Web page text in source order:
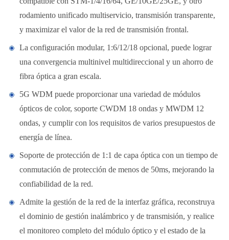
rodamiento unificado multiservicio, transmisión transparente,
y maximizar el valor de la red de transmisión frontal.
La configuración modular, 1:6/12/18 opcional, puede lograr
una convergencia multinivel multidireccional y un ahorro de
fibra óptica a gran escala.
5G WDM puede proporcionar una variedad de módulos
ópticos de color, soporte CWDM 18 ondas y MWDM 12
ondas, y cumplir con los requisitos de varios presupuestos de
energía de línea.
Soporte de protección de 1:1 de capa óptica con un tiempo de
conmutación de protección de menos de 50ms, mejorando la
confiabilidad de la red.
Admite la gestión de la red de la interfaz gráfica, reconstruya
el dominio de gestión inalámbrico y de transmisión, y realice
el monitoreo completo del módulo óptico y el estado de la